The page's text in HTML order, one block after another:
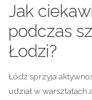
Jak
podczas
Łodzi?
Łódź sprzyja
udział w